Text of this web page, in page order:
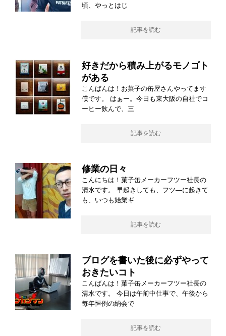
頃、やっとはじ
記事を読む
好きだから積み上がるモノゴト
がある
こんばんは！お菓子の缶屋さんやってます
僕です。 はぁー。今日も東大阪の自社でコ
ーヒー飲んで、三
記事を読む
修業の日々
こんにちは！菓子缶メーカーフツー社長の
清水です。 早起きしても、フツ―に起きて
も、いつも始業ギ
記事を読む
ブログを書いた後に必ずやって
おきたいコト
こんばんは！菓子缶メーカーフツー社長の
清水です。 今日は午前中仕事で、午後から
毎年恒例の納会で
記事を読む